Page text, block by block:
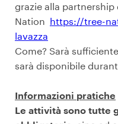
grazie alla partnership
Nation https://tree-
lavazza
Come? Sarà
sarà disponibile
Informazioni pratiche
Le attività sono tutte